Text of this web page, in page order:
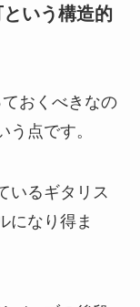
いう構造的
おくべきなの
点です。
いるギタリス
になり得ま